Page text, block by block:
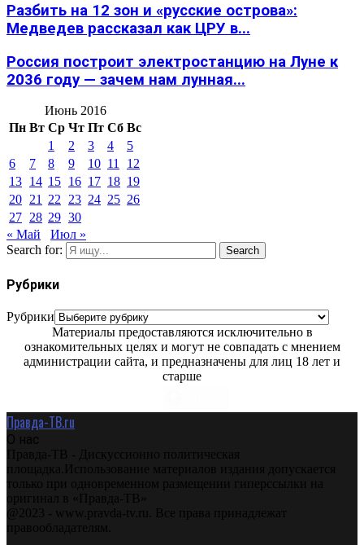
Разбить на 12 зон и «русские острова»:
Медведев рассказал как ЦРУ в...
Россия построит электростанцию на Луне к
2036 году — зачем нам лунная...
Июнь 2016
Пн Вт Ср Чт Пт Сб Вс
1
2 3 4
5
6
7 8 9 10 11
12
13 14 15 16 17 18 19
20 21 22 23 24 25 26
27 28 29 30
« Май
Июл »
Search for:
Search
Рубрики
Рубрики
Материалы предоставляются исключительно в
ознакомительных целях и могут не совпадать с мнением
администрации сайта, и предназначены для лиц 18 лет и
старше
Правда-ТВ.ru
О нас
Правда-ТВ - Дискуссионно политическая
площадка.Использование материалов издания допускается
только при одновременном размещении гиперссылки на
оригинал в «Правда-ТВ»
@2023 - www.pravda-tv.ru. Все права принадлежат
правообладателям.